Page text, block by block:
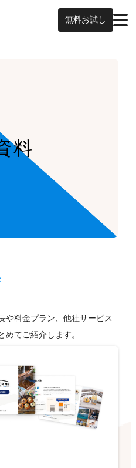
無料お試し
料
や料金プラン、他社サービス
めてご紹介します。